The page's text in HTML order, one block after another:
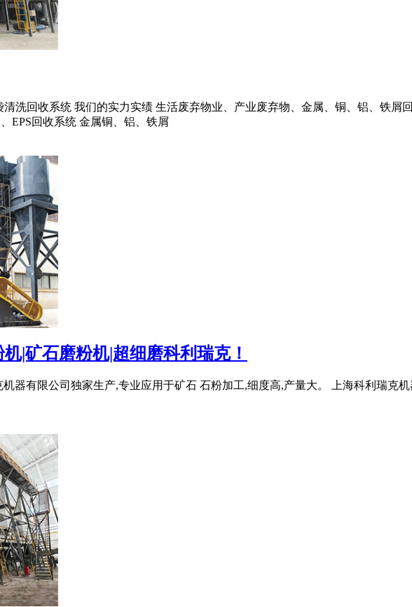
清洗回收系统 我们的实力实绩 生活废弃物业、产业废弃物、金属、铜、铝、铁
EPS回收系统 金属铜、铝、铁屑
|矿石磨粉机|超细磨科利瑞克！
器有限公司独家生产,专业应用于矿石 石粉加工,细度高,产量大。 上海科利瑞克